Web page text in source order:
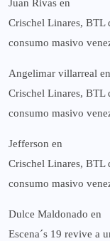
Juan Rivas en
Crischel Linares, BTL
consumo masivo
Angelimar villarreal en
Crischel Linares, BTL
consumo masivo
Jefferson en
Crischel Linares, BTL
consumo masivo
Dulce Maldonado en
Escena´s 19 revive a